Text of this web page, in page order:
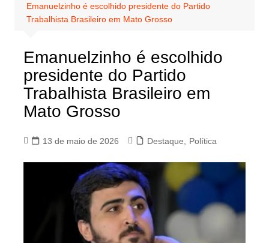
Emanuelzinho é escolhido presidente do Partido
Trabalhista Brasileiro em Mato Grosso
Emanuelzinho é escolhido
presidente do Partido
Trabalhista Brasileiro em
Mato Grosso
13 de maio de 2026 Destaque Política